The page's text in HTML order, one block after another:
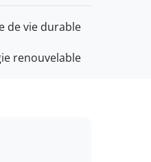
de vie durable
renouvelable